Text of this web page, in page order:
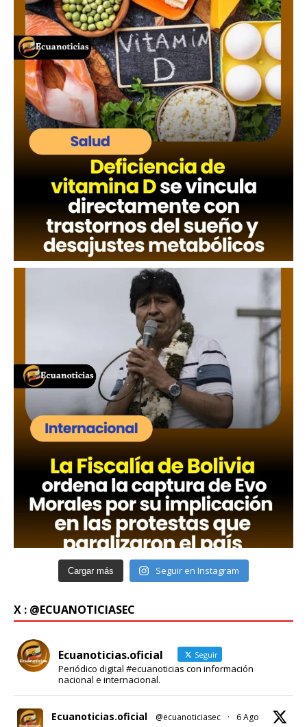
Cargar más Seguir en Instagram
X : @ECUANOTICIASEC
Ecuanoticias.oficial Seguir
Periódico digital #ecuanoticias con información
nacional e internacional.
Ecuanoticias.oficial @ecuanoticiasec · 6 Ago